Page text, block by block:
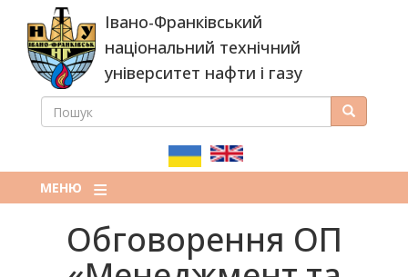
основного
вмісту
Івано-Франківський
національний технічний
університет нафти і газу
ПОШУКОВА
ПОШУК Пошук
МЕНЮ
Обговорення ОП